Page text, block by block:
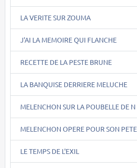
LA VERITE SUR ZOUMA
J'AI LA MEMOIRE QUI FLANCHE
RECETTE DE LA PESTE BRUNE
LA BANQUISE DERRIERE MELUCHE
MELENCHON SUR LA POUBELLE DE N
MELENCHON OPERE POUR SON PETE
LE TEMPS DE L'EXIL